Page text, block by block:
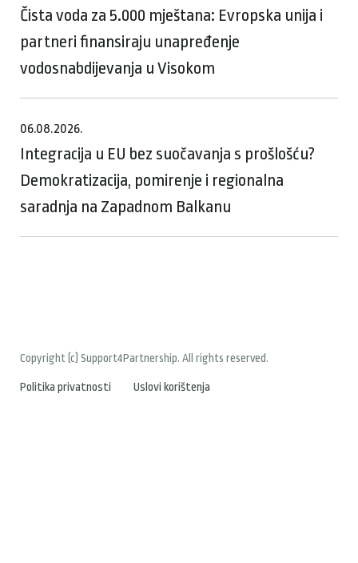
Čista voda za 5.000 mještana: Evropska unija i
partneri finansiraju unapređenje
vodosnabdijevanja u Visokom
06.08.2026.
Integracija u EU bez suočavanja s prošlošću?
Demokratizacija, pomirenje i regionalna
saradnja na Zapadnom Balkanu
Copyright (c) Support4Partnership. All rights reserved.
Politika privatnosti Uslovi korištenja